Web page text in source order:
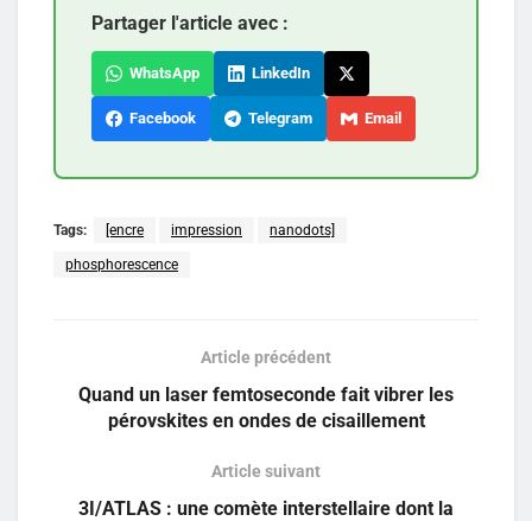
Partager l'article avec :
WhatsApp LinkedIn
Facebook Telegram Email
Tags: [encre impression nanodots]
phosphorescence
Article précédent
Quand un laser femtoseconde fait vibrer les
pérovskites en ondes de cisaillement
Article suivant
3I/ATLAS : une comète interstellaire dont la